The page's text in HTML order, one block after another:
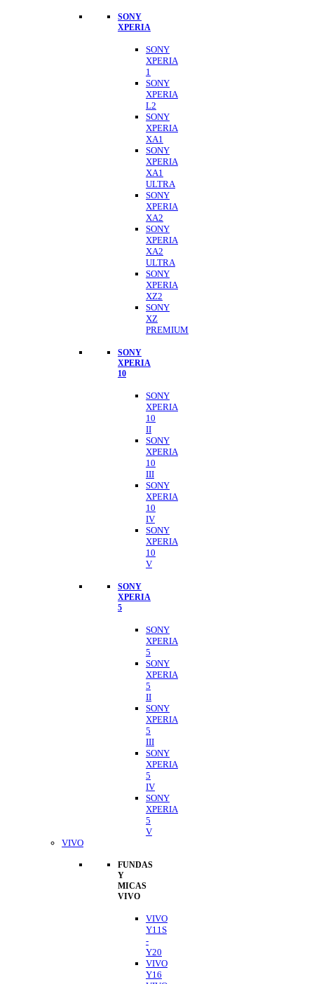
SONY
XPERIA
SONY
XPERIA
1
SONY
XPERIA
L2
SONY
XPERIA
XA1
SONY
XPERIA
XA1
ULTRA
SONY
XPERIA
XA2
SONY
XPERIA
XA2
ULTRA
SONY
XPERIA
XZ2
SONY
XZ
PREMIUM
SONY
XPERIA
10
SONY
XPERIA
10
II
SONY
XPERIA
10
III
SONY
XPERIA
10
IV
SONY
XPERIA
10
V
SONY
XPERIA
5
SONY
XPERIA
5
SONY
XPERIA
5
II
SONY
XPERIA
5
III
SONY
XPERIA
5
IV
SONY
XPERIA
5
V
VIVO
FUNDAS
Y
MICAS
VIVO
VIVO
Y11S
-
Y20
VIVO
Y16